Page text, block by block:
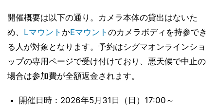
開催概要は以下の通り。カメラ本体の貸出はないた
め、 Lマウント かEマウント のカメラボディを持参でき
る人が対象となります。予約はシグマオンラインショ
ップの専用ページで受け付けており、悪天候で中止の
場合は参加費が全額返金されます。
開催日時：2026年5月31日（日）17:00～